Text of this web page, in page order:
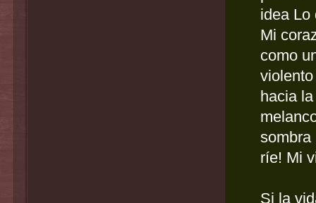
idea Lo
Mi
como
hacia
ríe! Mi
Si la